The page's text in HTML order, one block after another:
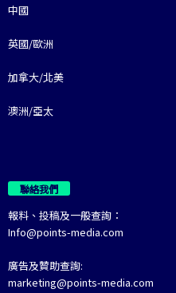
中國
英國/歐洲
加拿大/北美
澳洲/亞太
聯絡我們
報料、投稿及一般查詢：
Info@points-media.com
廣告及贊助查詢:
marketing@points-media.com